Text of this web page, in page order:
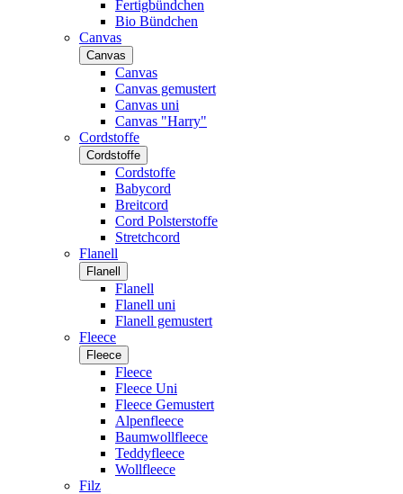
Fertigbündchen
Bio Bündchen
Canvas
Canvas
Canvas
Canvas gemustert
Canvas uni
Canvas "Harry"
Cordstoffe
Cordstoffe
Cordstoffe
Babycord
Breitcord
Cord Polsterstoffe
Stretchcord
Flanell
Flanell
Flanell
Flanell uni
Flanell gemustert
Fleece
Fleece
Fleece
Fleece Uni
Fleece Gemustert
Alpenfleece
Baumwollfleece
Teddyfleece
Wollfleece
Filz